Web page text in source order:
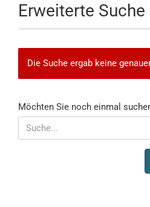
Erweiterte Suche
Die Suche ergab keine
MÖCHTEN
SIE
NOCH
Möchten Sie noch einmal